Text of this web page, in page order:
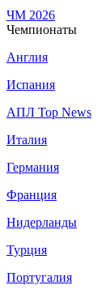
ЧМ 2026
Чемпионаты
Англия
Испания
АПЛ Top News
Италия
Германия
Франция
Нидерланды
Турция
Португалия